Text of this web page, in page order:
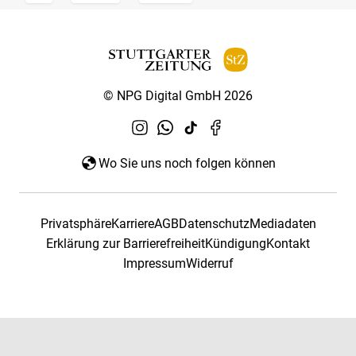
© NPG Digital GmbH 2026
Wo Sie uns noch folgen können
PrivatsphäreKarriereAGBDatenschutzMediadaten
Erklärung zur BarrierefreiheitKündigungKontakt
ImpressumWiderruf